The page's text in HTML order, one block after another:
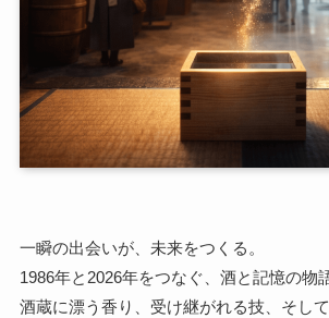
一瞬の出会いが、未来をつくる。
1986年と2026年をつなぐ、酒と記憶の物語
酒蔵に漂う香り、受け継がれる技、そして